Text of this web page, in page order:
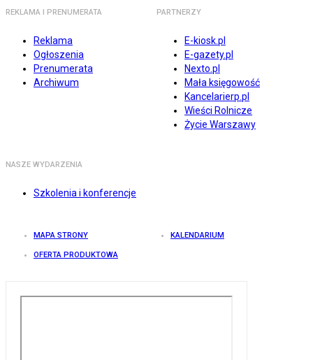
REKLAMA I PRENUMERATA
Reklama
Ogłoszenia
Prenumerata
Archiwum
PARTNERZY
E-kiosk.pl
E-gazety.pl
Nexto.pl
Mała księgowość
Kancelarierp.pl
Wieści Rolnicze
Życie Warszawy
NASZE WYDARZENIA
Szkolenia i konferencje
MAPA STRONY KALENDARIUM
OFERTA PRODUKTOWA